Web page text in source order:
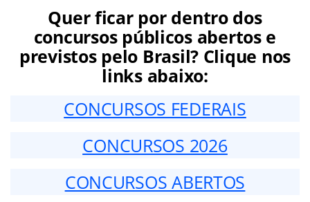
Quer ficar por dentro dos
concursos públicos abertos e
previstos pelo Brasil? Clique nos
links abaixo:
CONCURSOS FEDERAIS
CONCURSOS 2026
CONCURSOS ABERTOS